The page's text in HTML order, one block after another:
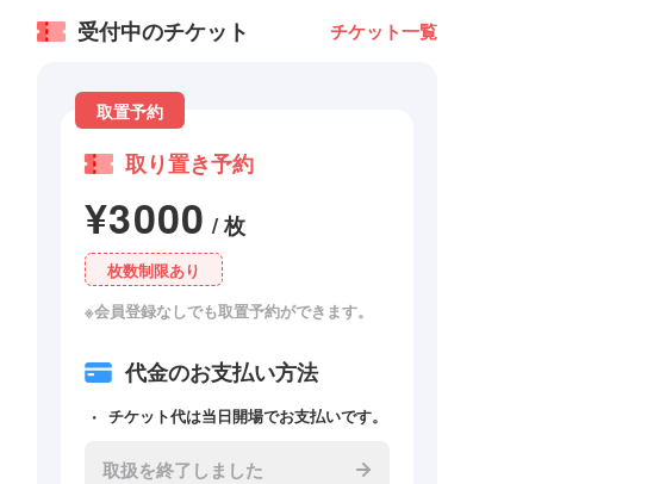
受付中のチケット チケット一覧
取置予約
取り置き予約
¥3000 / 枚
枚数制限あり
※会員登録なしでも取置予約ができます。
代金のお支払い方法
チケット代は当日開場でお支払いです。
取扱を終了しました